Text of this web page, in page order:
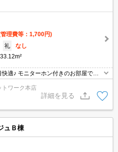
理費等：1,700円)
礼
なし
33.12m²
適♪ モニターホン付きのお部屋で
きるのでセキュリティ面はもちろん
る必要もありません。
トワーク本店
詳細を見る
ュＢ棟